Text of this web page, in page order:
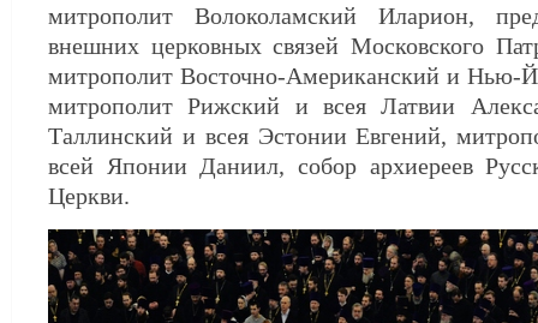
митрополит Волоколамский Иларион,
внешних церковных связей Московского
митрополит Восточно-Американский и Нью-
митрополит Рижский и всея Латвии
Таллинский и всея Эстонии Евгений,
всей Японии Даниил, собор архиереев
Церкви.